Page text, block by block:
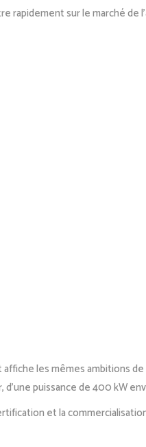
rapidement sur le marché de
affiche les mêmes ambitions
puissance de 400 kW
et la